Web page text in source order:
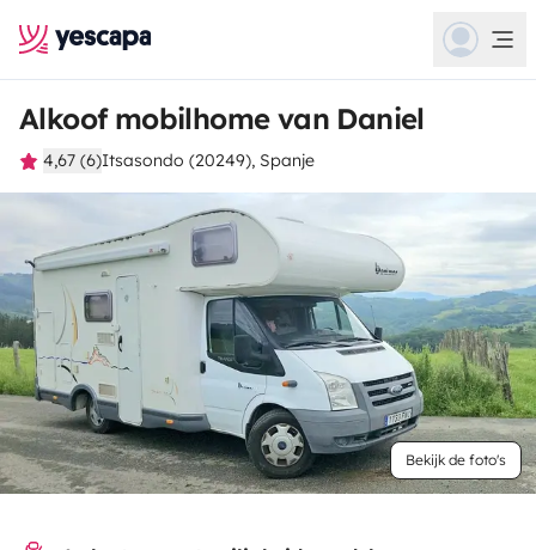
Alkoof mobilhome van Daniel
4,67 (6)Itsasondo (20249), Spanje
Bekijk de foto's